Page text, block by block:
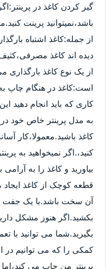
گیر کردن کاغذ در
باشد،نمیتوانید پرینت
از جمله:کاغذ اشتباه
دیده اند کاغذ
از یک نوع کاغذ
است:کاغذ در هنگام چاپ
کاری که باید انجام دهید
به مدل پرینتر خاص خود
کاغذ باشید.معمولا،کار
کنید،.اگر نمیخواهید به
بیاورید و کاغذ را به
قطعه کوچک از کاغذ
آن سخت باشد.با یک جفت
بکشید.اگر هنوز مشکل
بگیرید.شما می توانید با
کمکی را که می توانیم در
پرینتر من چاپ می